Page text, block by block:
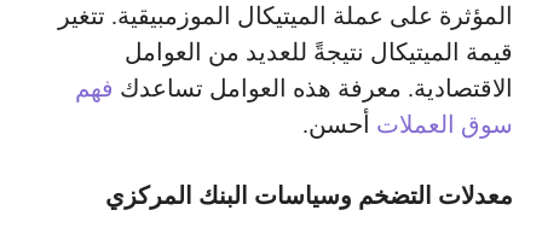
المؤثرة على عملة الميتيكال الموزمبيقية. تتغير
قيمة الميتيكال نتيجةً للعديد من العوامل
الاقتصادية. معرفة هذه العوامل تساعدك فهم
سوق العملات أحسن.
معدلات التضخم وسياسات البنك المركزي